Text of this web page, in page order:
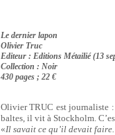
Le dernier lapon
Olivier Truc
Editeur : Editions Métailié (13
Collection : Noir
430 pages ; 22 €
Olivier TRUC est journaliste
baltes, il vit à Stockholm.
«Il savait ce qu’il devait